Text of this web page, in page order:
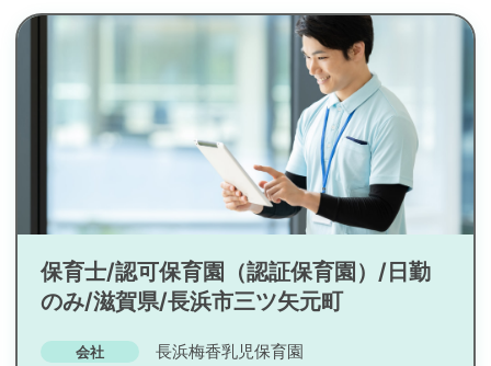
保育士/認可保育園（認証保育園）/日勤
のみ/滋賀県/長浜市三ツ矢元町
会社 長浜梅香乳児保育園